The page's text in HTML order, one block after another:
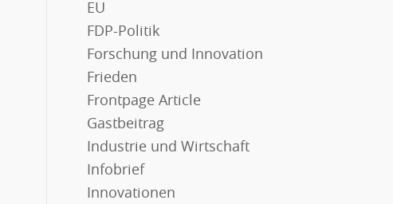
EU
FDP-Politik
Forschung und Innovation
Frieden
Frontpage Article
Gastbeitrag
Industrie und Wirtschaft
Infobrief
Innovationen